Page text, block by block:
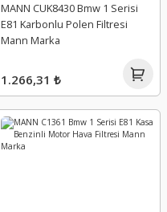
MANN CUK8430 Bmw 1 Serisi
E81 Karbonlu Polen Filtresi
Mann Marka
1.266,31 ₺